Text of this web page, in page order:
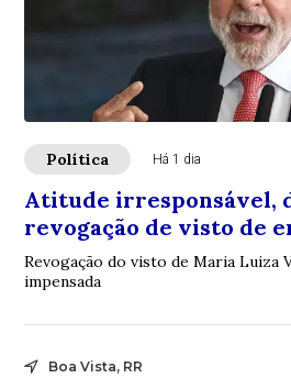
Política Há 1 dia
Atitude irresponsável,
revogação de visto de
Revogação do visto de Maria Luiza
impensada
Boa Vista, RR